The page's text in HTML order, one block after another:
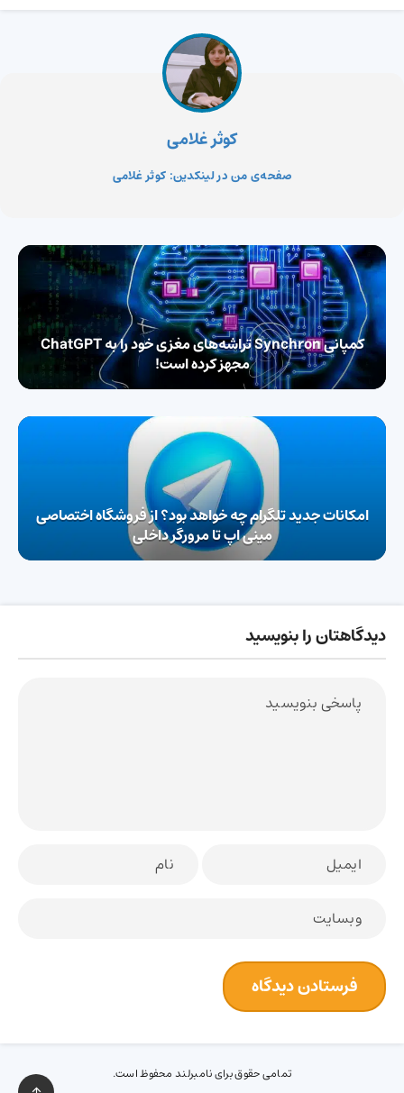
کوثر غلامی
صفحه‌ی من در لینکدین: کوثر غلامی
کمپانی Synchron تراشه‌های مغزی خود را به ChatGPT
مجهز کرده است!
امکانات جدید تلگرام چه خواهد بود؟ از فروشگاه اختصاصی
مینی اپ تا مرورگر داخلی
دیدگاهتان را بنویسید
تمامی حقوق برای نامبرلند محفوظ است.